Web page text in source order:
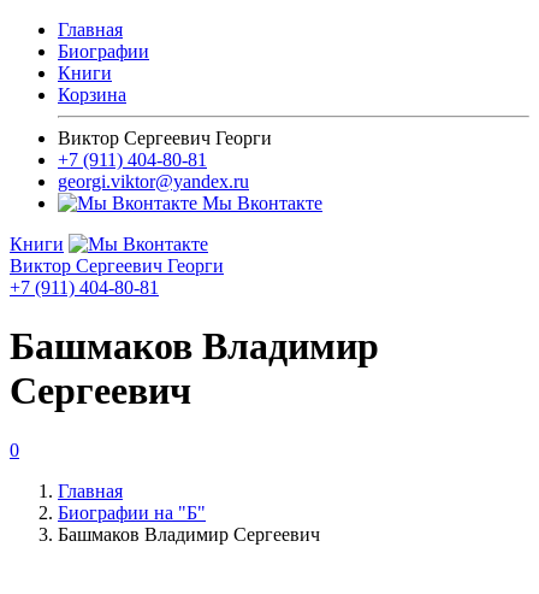
Главная
Биографии
Книги
Корзина
Виктор Сергеевич Георги
+7 (911) 404-80-81
georgi.viktor@yandex.ru
Мы Вконтакте
Книги
Виктор Сергеевич Георги
+7 (911) 404-80-81
Башмаков Владимир
Сергеевич
0
Главная
Биографии на "Б"
Башмаков Владимир Сергеевич